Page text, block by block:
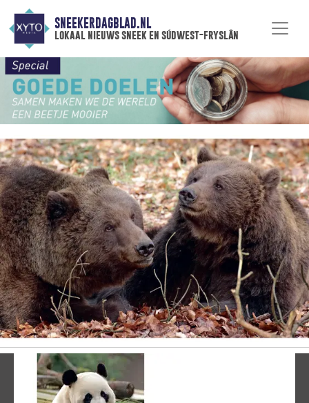
SNEEKERDAGBLAD.NL
lokaal nieuws sneek en súdwest-fryslân